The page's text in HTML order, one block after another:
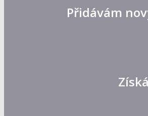
Přidávám